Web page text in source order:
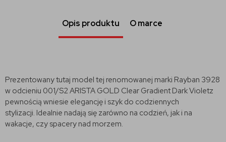
Opis produktu O marce
Prezentowany tutaj model tej renomowanej marki Rayban 3928
w odcieniu 001/S2 ARISTA GOLD Clear Gradient Dark Violetz
pewnością wniesie elegancję i szyk do codziennych
stylizacji. Idealnie nadają się zarówno na codzień, jak i na
wakacje, czy spacery nad morzem.